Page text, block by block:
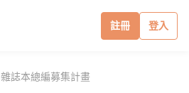
註冊 登入
雜誌本總編募集計畫